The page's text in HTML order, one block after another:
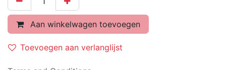
Aan winkelwagen toevoegen
Toevoegen aan verlanglijst